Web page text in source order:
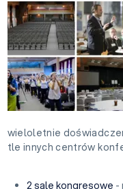
wieloletnie
tle innych centrów
2 sale kongresowe -